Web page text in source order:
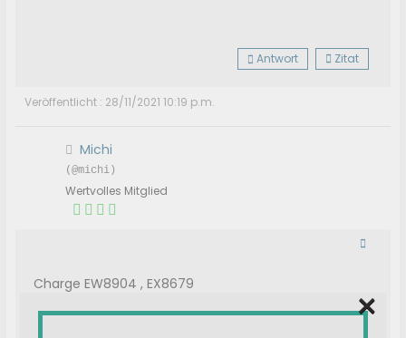
Antwort Zitat
Veröffentlicht : 28/11/2021 10:19 p.m.
Michi
(@michi)
Wertvolles Mitglied
Charge EW8904 , EX8679 ×